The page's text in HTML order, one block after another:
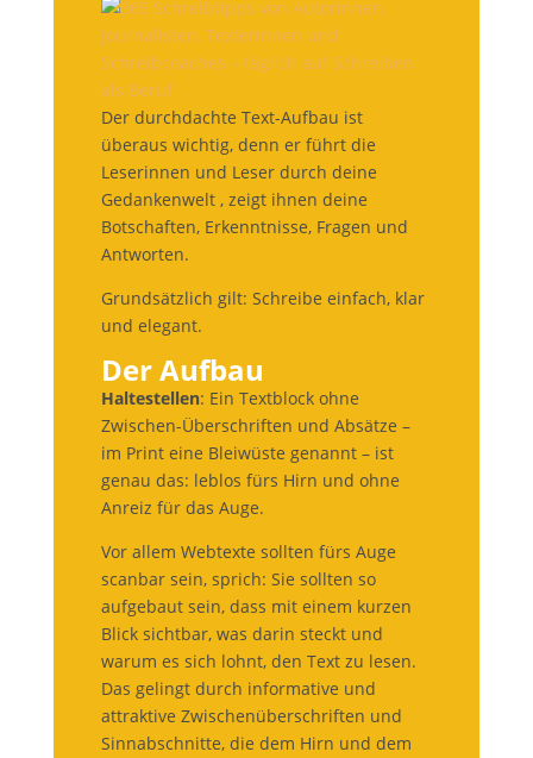
Der durchdachte Text-Aufbau ist
überaus wichtig, denn er führt die
Leserinnen und Leser durch deine
Gedankenwelt , zeigt ihnen deine
Botschaften, Erkenntnisse, Fragen und
Antworten.
Grundsätzlich gilt: Schreibe einfach, klar
und elegant.
Der Aufbau
Haltestellen: Ein Textblock ohne
Zwischen-Überschriften und Absätze –
im Print eine Bleiwüste genannt – ist
genau das: leblos fürs Hirn und ohne
Anreiz für das Auge.
Vor allem Webtexte sollten fürs Auge
scanbar sein, sprich: Sie sollten so
aufgebaut sein, dass mit einem kurzen
Blick sichtbar, was darin steckt und
warum es sich lohnt, den Text zu lesen.
Das gelingt durch informative und
attraktive Zwischenüberschriften und
Sinnabschnitte, die dem Hirn und dem